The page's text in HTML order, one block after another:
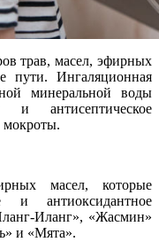
трав, масел, эфирных
пути. Ингаляционная
минеральной воды
и антисептическое
мокроты.
масел, которые
и антиоксидантное
Иланг», «Жасмин»
и «Мята».